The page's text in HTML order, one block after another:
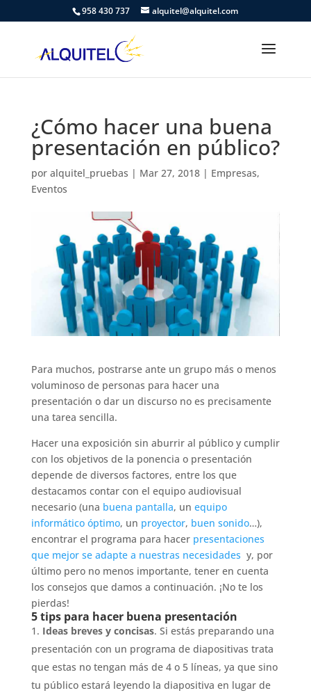
958 430 737 alquitel@alquitel.com
¿Cómo hacer una buena
presentación en público?
por alquitel_pruebas | Mar 27, 2018| Empresas,
Eventos
Para muchos, postrarse ante un grupo más o menos
voluminoso de personas para hacer una
presentación o dar un discurso no es precisamente
una tarea sencilla.
Hacer una exposición sin aburrir al público y cumplir
con los objetivos de la ponencia o presentación
depende de diversos factores, entre los que
destacamos contar con el equipo audiovisual
necesario (una buena pantalla, un equipo
informático óptimo, un proyector, buen sonido…),
encontrar el programa para hacer presentaciones
que mejor se adapte a nuestras necesidades y, por
último pero no menos importante, tener en cuenta
los consejos que damos a continuación. ¡No te los
pierdas!
5 tips para hacer buena presentación
Ideas breves y concisas. Si estás preparando una
presentación con un programa de diapositivas trata
que estas no tengan más de 4 o 5 líneas, ya que sino
tu público estará leyendo la diapositiva en lugar de